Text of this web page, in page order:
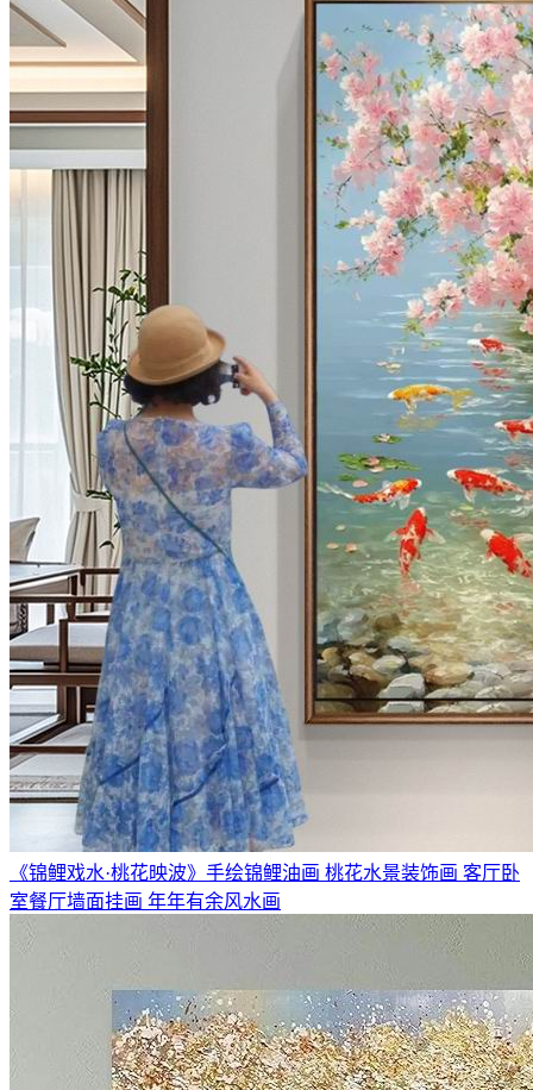
《锦鲤戏水·桃花映波》手绘锦鲤油画 桃花水景装饰画 客厅卧
室餐厅墙面挂画 年年有余风水画